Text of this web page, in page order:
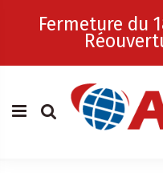
Fermeture du